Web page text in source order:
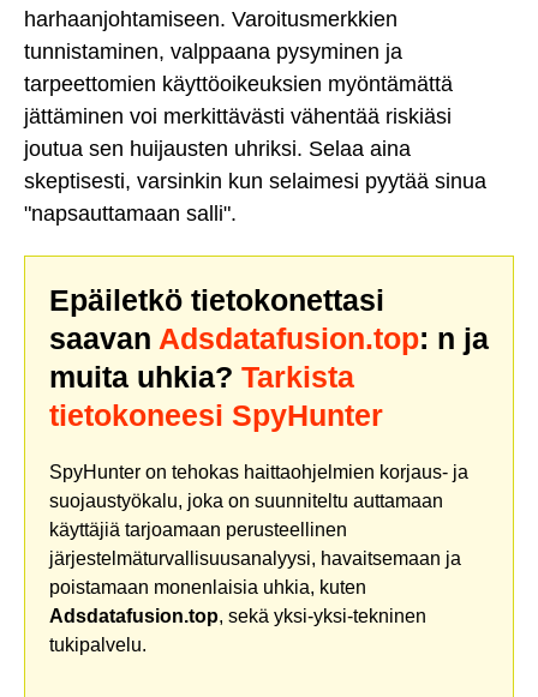
harhaanjohtamiseen. Varoitusmerkkien
tunnistaminen, valppaana pysyminen ja
tarpeettomien käyttöoikeuksien myöntämättä
jättäminen voi merkittävästi vähentää riskiäsi
joutua sen huijausten uhriksi. Selaa aina
skeptisesti, varsinkin kun selaimesi pyytää sinua
"napsauttamaan salli".
Epäiletkö tietokonettasi
saavan Adsdatafusion.top: n ja
muita uhkia? Tarkista
tietokoneesi SpyHunter
SpyHunter on tehokas haittaohjelmien korjaus- ja
suojaustyökalu, joka on suunniteltu auttamaan
käyttäjiä tarjoamaan perusteellinen
järjestelmäturvallisuusanalyysi, havaitsemaan ja
poistamaan monenlaisia uhkia, kuten
Adsdatafusion.top, sekä yksi-yksi-tekninen
tukipalvelu.